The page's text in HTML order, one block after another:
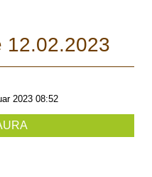
12.02.2023
2023 08:52